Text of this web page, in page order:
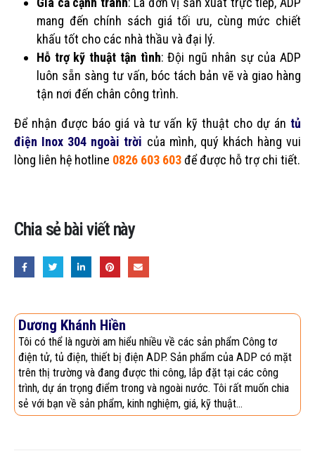
mang đến chính sách giá tối ưu, cùng mức chiết
khấu tốt cho các nhà thầu và đại lý.
Hỗ trợ kỹ thuật tận tình: Đội ngũ nhân sự của ADP
luôn sẵn sàng tư vấn, bóc tách bản vẽ và giao hàng
tận nơi đến chân công trình.
Để nhận được báo giá và tư vấn kỹ thuật cho dự án tủ
điện Inox 304 ngoài trời của mình, quý khách hàng vui
lòng liên hệ hotline 0826 603 603để được hỗ trợ chi tiết.
Chia sẻ bài viết này
Dương Khánh Hiền
Tôi có thể là người am hiểu nhiều về các sản phẩm Công tơ
điện tử, tủ điện, thiết bị điện ADP. Sản phẩm của ADP có mặt
trên thị trường và đang được thi công, lắp đặt tại các công
trình, dự án trọng điểm trong và ngoài nước. Tôi rất muốn chia
sẻ với bạn về sản phẩm, kinh nghiệm, giá, kỹ thuật...